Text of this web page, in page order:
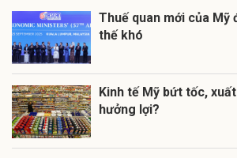
Thuế quan mới của Mỹ
thế khó
Kinh tế Mỹ bứt tốc,
hưởng lợi?